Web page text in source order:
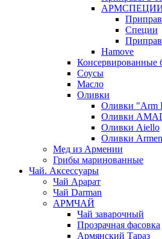
Специи
Hamove
Консервированные
Соусы
Масло
Оливки
Оливки "Arm
Оливки
Оливки Aiello
Оливки
Мед из Армении
Грибы маринованные
Чай. Аксессуары
Чай Арарат
Чай Darman
АРМЧАЙ
Чай заварочный
Прозрачная фасовка
Армянский Тараз